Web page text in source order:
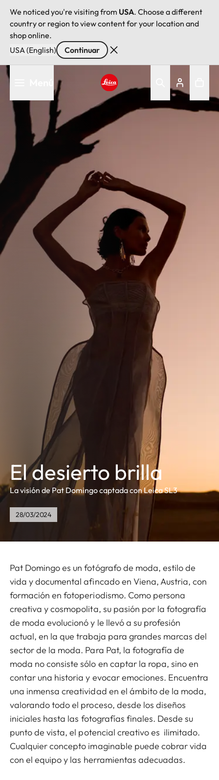
We noticed you're visiting from USA. Choose a different
country or region to view content for your location and
shop online.
USA (English)
Continuar
principal
Leica logo - Home
El desierto brilla
La visión de Pat Domingo captada con Leica SL3
28/03/2024
Pat Domingo es un fotógrafo de moda, estilo de
vida y documental afincado en Viena, Austria, con
formación en fotoperiodismo. Como persona
creativa y cosmopolita, su pasión por la fotografía
de moda evolucionó y le llevó a su profesión
actual, en la que trabaja para grandes marcas del
sector de la moda. Para Pat, la fotografía de
moda no consiste sólo en captar la ropa, sino en
contar una historia y evocar emociones. Encuentra
una inmensa creatividad en el ámbito de la moda,
valorando todo el proceso, desde los diseños
iniciales hasta las fotografías finales. Desde su
punto de vista, el potencial creativo es ilimitado.
Cualquier concepto imaginable puede cobrar vida
con el equipo y las herramientas adecuadas.